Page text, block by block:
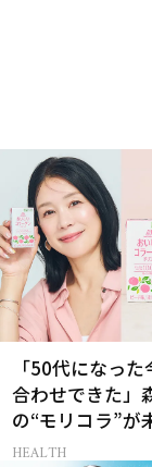
「50代になっ
合わせできた」
の“モリコラ”が
レイを連れてく
HEALTH